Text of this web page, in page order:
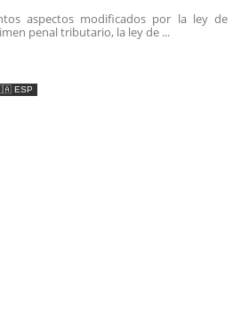
aspectos modificados por la ley de
penal tributario, la ley de ...
ESP